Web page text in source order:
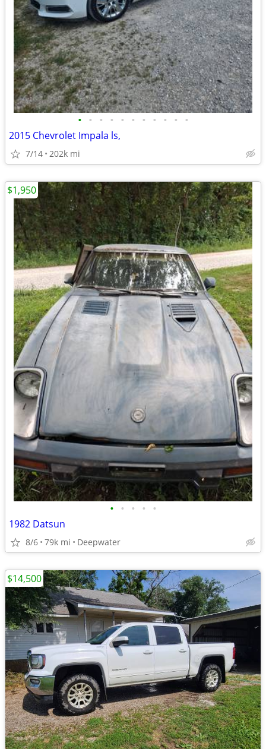
• • • • • • • • • • •
2015 Chevrolet Impala ls,
7/14 202k mi
• • • • •
1982 Datsun
8/6 79k mi Deepwater
$1,950
$14,500